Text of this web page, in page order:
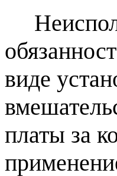
виде
платы за